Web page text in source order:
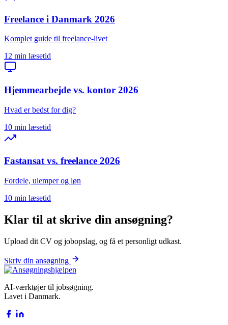
Freelance i Danmark 2026
Komplet guide til freelance-livet
12 min læsetid
Hjemmearbejde vs. kontor 2026
Hvad er bedst for dig?
10 min læsetid
Fastansat vs. freelance 2026
Fordele, ulemper og løn
10 min læsetid
Klar til at skrive din ansøgning?
Upload dit CV og jobopslag, og få et personligt udkast.
Skriv din ansøgning
AI-værktøjer til jobsøgning.
Lavet i Danmark.